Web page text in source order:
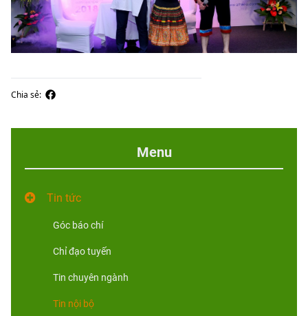
Chia sẻ:
Menu
Tin tức
Góc báo chí
Chỉ đạo tuyến
Tin chuyên ngành
Tin nội bộ